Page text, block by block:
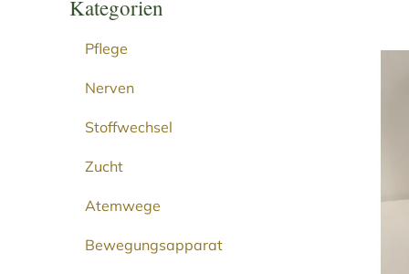
Kategorien
Pflege
Nerven
Stoffwechsel
Zucht
Atemwege
Bewegungsapparat